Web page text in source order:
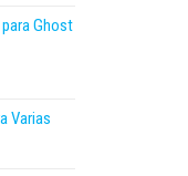
Ghost
Varias